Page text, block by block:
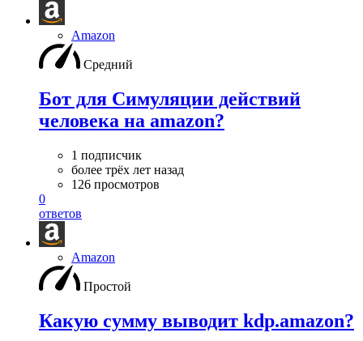
Amazon
Средний
Бот для Симуляции действий
человека на amazon?
1 подписчик
более трёх лет назад
126 просмотров
0
ответов
Amazon
Простой
Какую сумму выводит kdp.amazon?